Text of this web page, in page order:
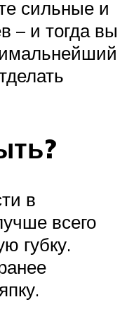
сильные и
– и тогда вы
в
всего
губку.